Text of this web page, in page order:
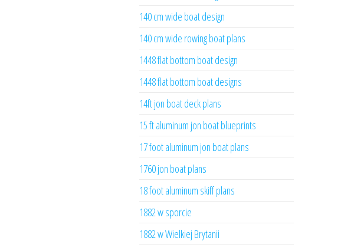
140 cm wide boat design
140 cm wide rowing boat plans
1448 flat bottom boat design
1448 flat bottom boat designs
14ft jon boat deck plans
15 ft aluminum jon boat blueprints
17 foot aluminum jon boat plans
1760 jon boat plans
18 foot aluminum skiff plans
1882 w sporcie
1882 w Wielkiej Brytanii